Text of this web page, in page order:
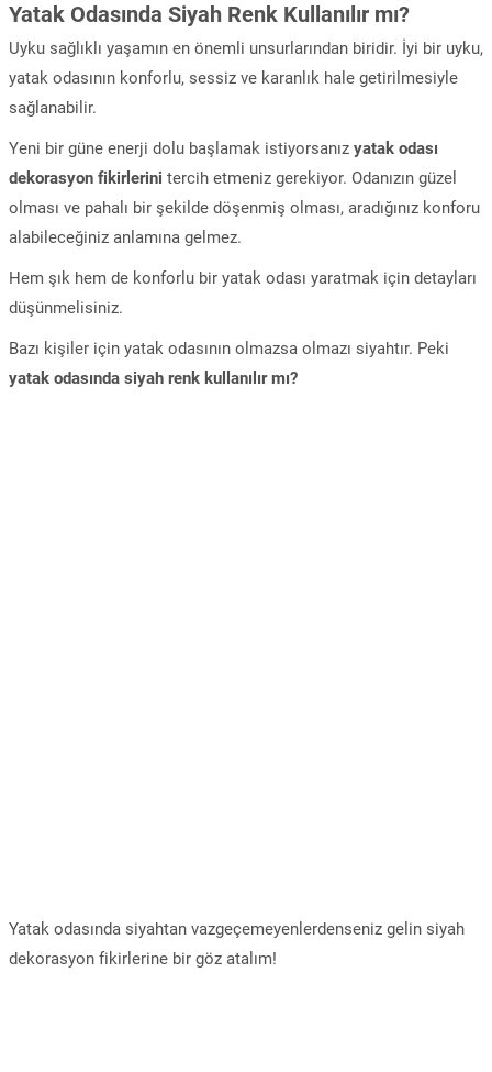
Yatak Odasında Siyah Renk Kullanılır mı?
Uyku sağlıklı yaşamın en önemli unsurlarından biridir. İyi bir uyku,
yatak odasının konforlu, sessiz ve karanlık hale getirilmesiyle
sağlanabilir.
Yeni bir güne enerji dolu başlamak istiyorsanız yatak odası
dekorasyon fikirlerini tercih etmeniz gerekiyor. Odanızın güzel
olması ve pahalı bir şekilde döşenmiş olması, aradığınız konforu
alabileceğiniz anlamına gelmez.
Hem şık hem de konforlu bir yatak odası yaratmak için detayları
düşünmelisiniz.
Bazı kişiler için yatak odasının olmazsa olmazı siyahtır. Peki
yatak odasında siyah renk kullanılır mı?
Yatak odasında siyahtan vazgeçemeyenlerdenseniz gelin siyah
dekorasyon fikirlerine bir göz atalım!